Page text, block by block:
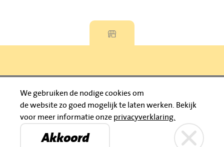
Bruïneplein Petenbos
Privacyverklaring
© 2026 Jumbo Huibers
IBAN: NL92 RABO 0395111021
We gebruiken de nodige cookies om
de website zo goed mogelijk te laten werken.
Bekijk
voor meer informatie onze privacyverklaring.
Akkoord